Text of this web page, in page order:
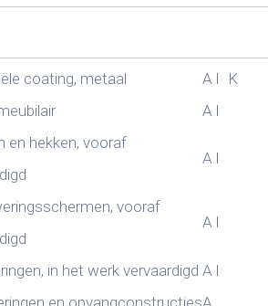
coating, metaal A I
K
A I
en hekken, vooraf
A I
vooraf
A I
in het werk vervaardigd A I
en opvangconstructiesA